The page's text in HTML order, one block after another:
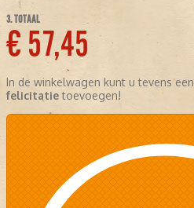
3. TOTAAL
€ 57,45
In de winkelwagen kunt u tevens een
felicitatietoevoegen!